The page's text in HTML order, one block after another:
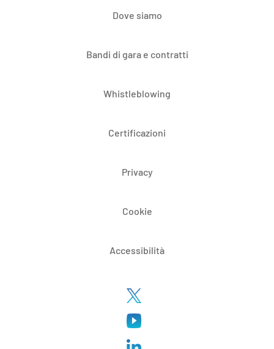
Dove siamo
Bandi di gara e contratti
Whistleblowing
Certificazioni
Privacy
Cookie
Accessibilità